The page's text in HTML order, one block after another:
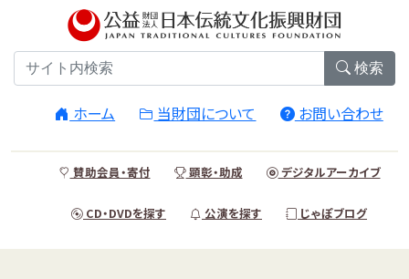
検索
ホーム 当財団について お問い合わせ
賛助会員・寄付 顕彰・助成 デジタルアーカイブ
CD・DVDを探す 公演を探す じゃぽブログ